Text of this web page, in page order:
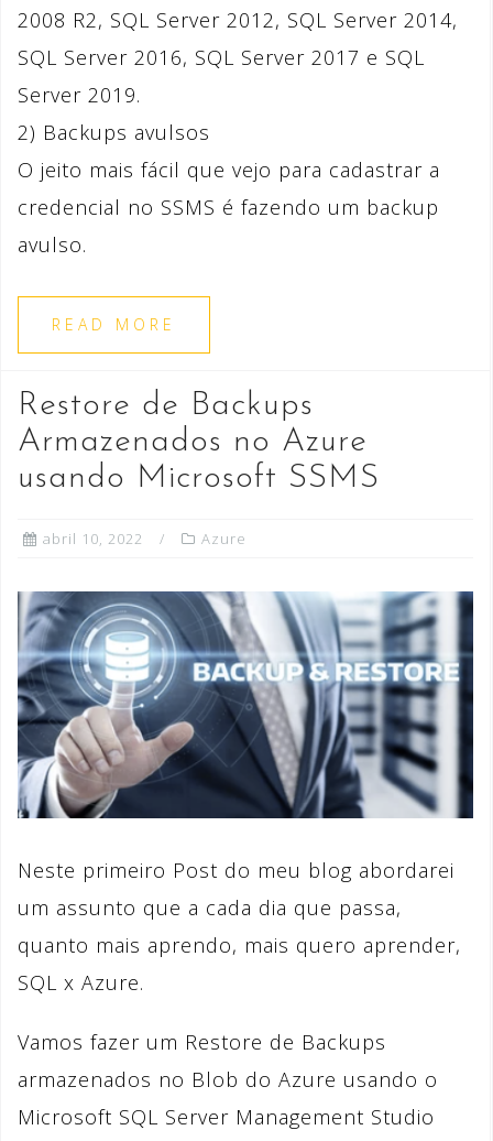
2008 R2, SQL Server 2012, SQL Server 2014,
SQL Server 2016, SQL Server 2017 e SQL
Server 2019.
2) Backups avulsos
O jeito mais fácil que vejo para cadastrar a
credencial no SSMS é fazendo um backup
avulso.
READ MORE
Restore de Backups
Armazenados no Azure
usando Microsoft SSMS
abril 10, 2022 Azure
Neste primeiro Post do meu blog abordarei
um assunto que a cada dia que passa,
quanto mais aprendo, mais quero aprender,
SQL x Azure.
Vamos fazer um Restore de Backups
armazenados no Blob do Azure usando o
Microsoft SQL Server Management Studio